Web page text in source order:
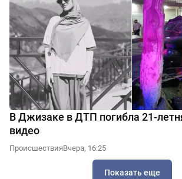
В Джизаке в ДТП погибла 21-
видео
ПроисшествияВчера, 16:25
Показать еще